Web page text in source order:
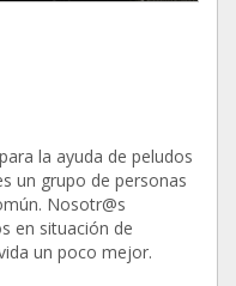
la ayuda de peludos
un grupo de personas
Nosotr@s
en situación de
un poco mejor.